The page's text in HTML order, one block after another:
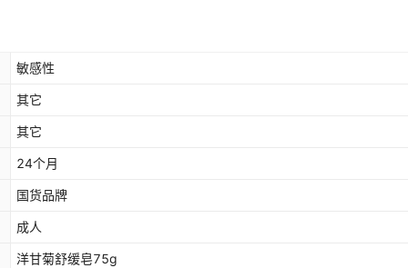
敏感性
其它
其它
24个月
国货品牌
成人
洋甘菊舒缓皂75g